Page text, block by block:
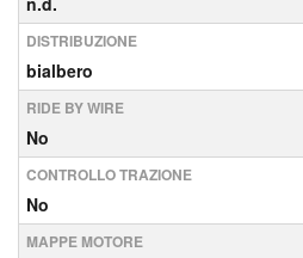
DISTRIBUZIONE
bialbero
RIDE BY WIRE
No
CONTROLLO TRAZIONE
No
MAPPE MOTORE